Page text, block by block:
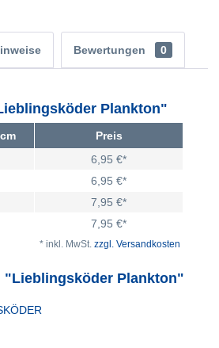
Bewertungen 0
Plankton"
Preis
6,95 €*
6,95 €*
7,95 €*
7,95 €*
* inkl. MwSt. zzgl. Versandkosten
"Lieblingsköder Plankton"